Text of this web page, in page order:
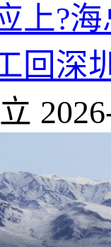
上?
回深